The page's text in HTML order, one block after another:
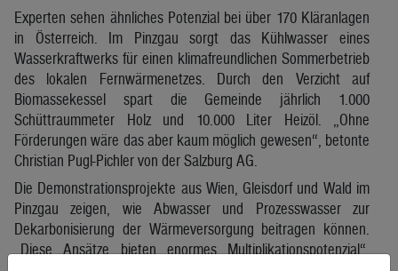
Experten sehen ähnliches Potenzial bei über 170 Kläranlagen
in Österreich. Im Pinzgau sorgt das Kühlwasser eines
Wasserkraftwerks für einen klimafreundlichen Sommerbetrieb
des lokalen Fernwärmenetzes. Durch den Verzicht auf
Biomassekessel spart die Gemeinde jährlich 1.000
Schüttraummeter Holz und 10.000 Liter Heizöl. „Ohne
Förderungen wäre das aber kaum möglich gewesen“, betonte
Christian Pugl-Pichler von der Salzburg AG.
Die Demonstrationsprojekte aus Wien, Gleisdorf und Wald im
Pinzgau zeigen, wie Abwasser und Prozesswasser zur
Dekarbonisierung der Wärmeversorgung beitragen können.
„Diese Ansätze bieten enormes Multiplikationspotenzial“,